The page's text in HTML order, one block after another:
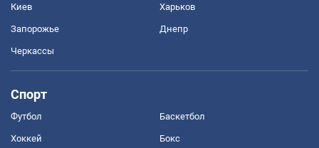
Киев Харьков
Запорожье Днепр
Черкассы
Спорт
Футбол Баскетбол
Хоккей Бокс